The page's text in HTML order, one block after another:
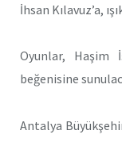
İhsan Kılavuz’a,
Oyunlar, Haşim
beğenisine
Antalya